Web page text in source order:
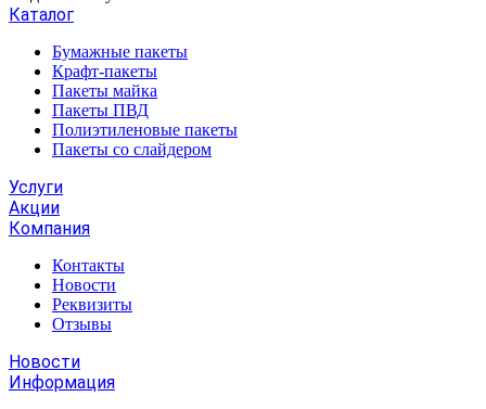
Каталог
Бумажные пакеты
Крафт-пакеты
Пакеты майка
Пакеты ПВД
Полиэтиленовые пакеты
Пакеты со слайдером
Услуги
Акции
Компания
Контакты
Новости
Реквизиты
Отзывы
Новости
Информация